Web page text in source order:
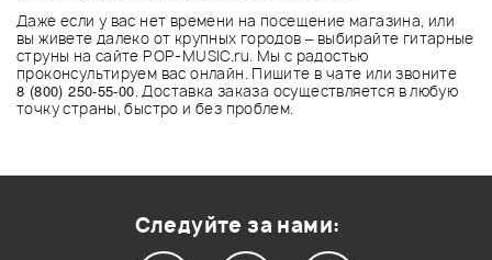
Даже если у вас нет времени на посещение магазина, или
вы живете далеко от крупных городов – выбирайте гитарные
струны на сайте POP-MUSIC.ru. Мы с радостью
проконсультируем вас онлайн. Пишите в чате или звоните
8 (800) 250-55-00. Доставка заказа осуществляется в любую
точку страны, быстро и без проблем.
Следуйте за нами: